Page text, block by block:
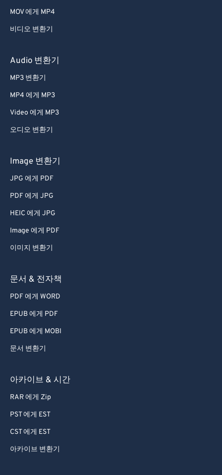
MOV 에게 MP4
비디오 변환기
Audio 변환기
MP3 변환기
MP4 에게 MP3
Video 에게 MP3
오디오 변환기
Image 변환기
JPG 에게 PDF
PDF 에게 JPG
HEIC 에게 JPG
Image 에게 PDF
이미지 변환기
문서 & 전자책
PDF 에게 WORD
EPUB 에게 PDF
EPUB 에게 MOBI
문서 변환기
아카이브 & 시간
RAR 에게 Zip
PST 에게 EST
CST 에게 EST
아카이브 변환기